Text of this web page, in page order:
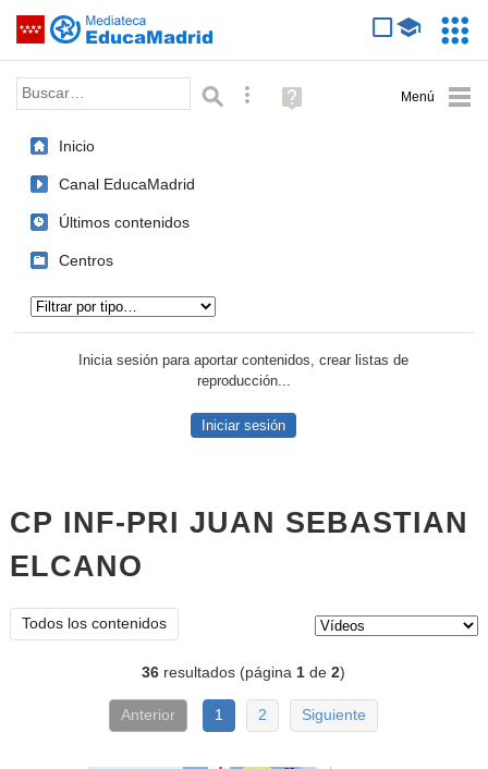
Saltar navegación
Palabra o frase: Búsqueda avanzada
Ayuda
(en
Inicio
Canal EducaMadrid
Últimos contenidos
Centros
Inicia sesión para aportar contenidos, crear listas de
reproducción...
Iniciar sesión
CP INF-PRI JUAN SEBASTIAN
ELCANO
Todos los contenidos
36 resultados (página1 de2)
Anterior 1 2 Siguiente